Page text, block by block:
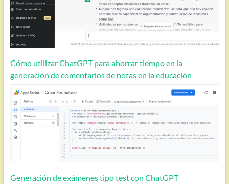
Cómo utilizar ChatGPT para ahorrar tiempo en la
generación de comentarios de notas en la educación
Generación de exámenes tipo test con ChatGPT